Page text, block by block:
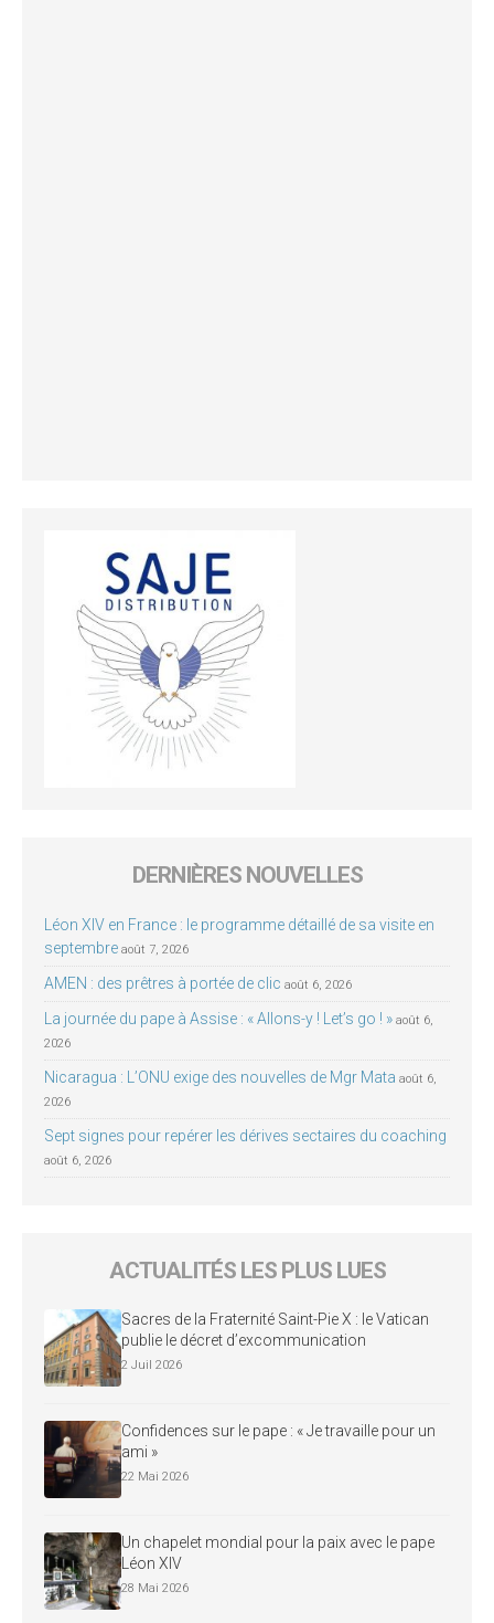
DERNIÈRES NOUVELLES
Léon XIV en France : le programme détaillé de sa visite en
septembre août 7, 2026
AMEN : des prêtres à portée de clic août 6, 2026
La journée du pape à Assise : « Allons-y ! Let’s go ! » août 6,
2026
Nicaragua : L’ONU exige des nouvelles de Mgr Mata août 6,
2026
Sept signes pour repérer les dérives sectaires du coaching
août 6, 2026
ACTUALITÉS LES PLUS LUES
Sacres de la Fraternité Saint-Pie X : le Vatican
publie le décret d’excommunication
2 Juil 2026
Confidences sur le pape : « Je travaille pour un
ami »
22 Mai 2026
Un chapelet mondial pour la paix avec le pape
Léon XIV
28 Mai 2026